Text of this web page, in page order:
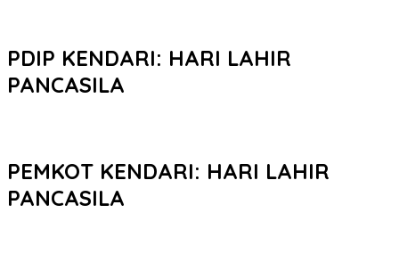
PDIP KENDARI: HARI LAHIR
PANCASILA
PEMKOT KENDARI: HARI LAHIR
PANCASILA